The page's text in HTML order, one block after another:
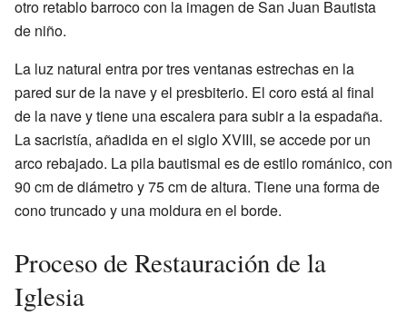
otro retablo barroco con la imagen de San Juan Bautista
de niño.
La luz natural entra por tres ventanas estrechas en la
pared sur de la nave y el presbiterio. El coro está al final
de la nave y tiene una escalera para subir a la espadaña.
La sacristía, añadida en el siglo XVIII, se accede por un
arco rebajado. La pila bautismal es de estilo románico, con
90 cm de diámetro y 75 cm de altura. Tiene una forma de
cono truncado y una moldura en el borde.
Proceso de Restauración de la
Iglesia